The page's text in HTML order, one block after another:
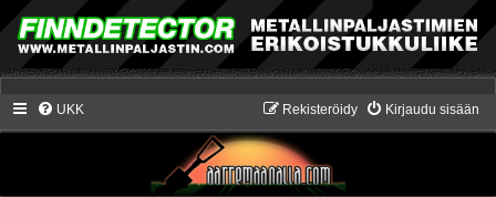
UKK Kirjaudu sisään
Rekisteröidy